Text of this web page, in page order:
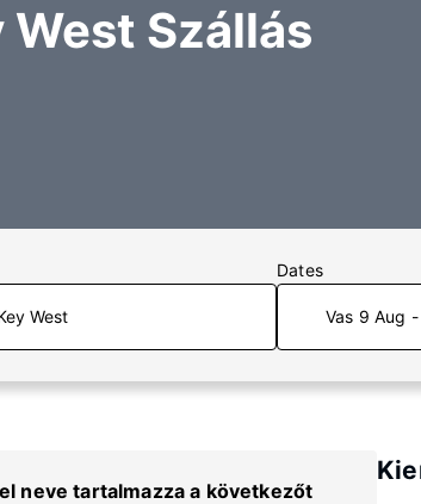
West Szállás
Dates
Vas 9 Aug
neve tartalmazza a következőt